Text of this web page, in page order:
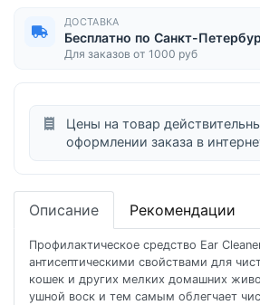
ДОСТАВКА
Бесплатно по Санкт-
Для заказов от 1000 руб
Цены на товар
оформлении заказа в
Описание Рекомендации
Профилактическое средство Ear
антисептическими свойствами для
кошек и других мелких домашних
ушной воск и тем самым облегчает